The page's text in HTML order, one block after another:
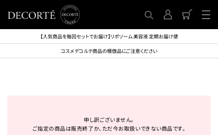
【人気商品を毎回セットでお届け】リポソーム 美容液 定期お届け便
コスメデコルテ商品の模倣品にご注意ください
申し訳ございません。
ご指定の商品は販売終了か、ただ今お取扱いできない商品です。